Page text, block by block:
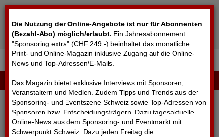
Die Nutzung der Online-Angebote ist nur für Abonnenten
(Bezahl-Abo) möglich/erlaubt. Ein Jahresabonnement
"Sponsoring extra" (CHF 249.-) beinhaltet das monatliche
Print- und Online-Magazin inklusive Zugang auf die Online-
News und Top-Adressen/E-Mails.
Das Magazin bietet exklusive Interviews mit Sponsoren,
Veranstaltern und Medien. Zudem Tipps und Trends aus der
Sponsoring- und Eventszene Schweiz sowie Top-Adressen von
Sponsoren bzw. Entscheidungsträgern. Dazu tagesaktuelle
Online-News aus dem Sponsoring- und Eventmarkt mit
Schwerpunkt Schweiz. Dazu jeden Freitag die
LOGIN
Cookie-Einstellungen